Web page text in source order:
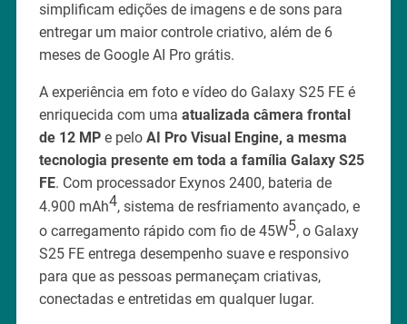
simplificam edições de imagens e de sons para
entregar um maior controle criativo, além de 6
meses de Google AI Pro grátis.
A experiência em foto e vídeo do Galaxy S25 FE é
enriquecida com uma atualizada câmera frontal
de 12 MPe pelo AI Pro Visual Engine, a mesma
tecnologia presente em toda a família Galaxy S25
FE. Com processador Exynos 2400, bateria de
4.900 mAh4, sistema de resfriamento avançado, e
o carregamento rápido com fio de 45W5, o Galaxy
S25 FE entrega desempenho suave e responsivo
para que as pessoas permaneçam criativas,
conectadas e entretidas em qualquer lugar.